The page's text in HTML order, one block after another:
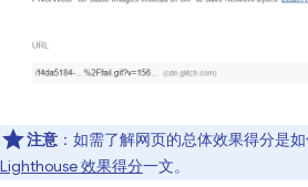
注意 ：如需了解网页的总体效果得分是
Lighthouse 效果得分一文。